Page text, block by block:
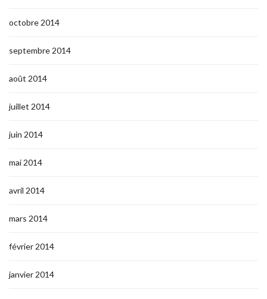
octobre 2014
septembre 2014
août 2014
juillet 2014
juin 2014
mai 2014
avril 2014
mars 2014
février 2014
janvier 2014